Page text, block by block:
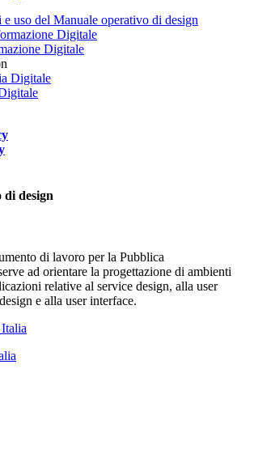
e uso del Manuale operativo di design
Digitale
design
di lavoro per la Pubblica
ad orientare la progettazione di ambienti
relative al service design, alla user
e alla user interface.